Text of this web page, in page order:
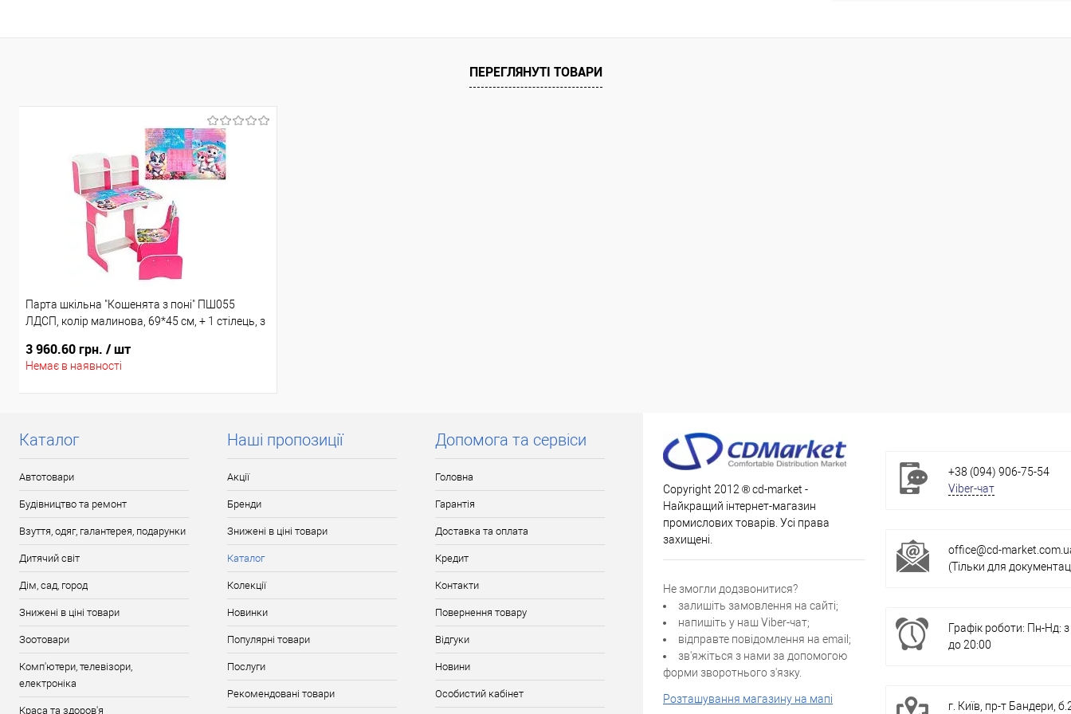
Відправка тільки Новою поштою протягом 2-5 днів
після передоплати 500 грн. В зв'язку з переобліком
відправка може затримуватися до 5-ти робочіх днів.
ПЕРЕГЛЯНУТІ ТОВАРИ
Парта шкільна "Кошенята з поні" ПШ055
ЛДСП, колір малинова, 69*45 см, + 1 стілець, з
3 960.60 грн. / шт
Немає в наявності
Каталог
Автотовари
Будівництво та ремонт
Взуття, одяг, галантерея, подарунки
Дитячий світ
Дім, сад, город
Знижені в ціні товари
Зоотовари
Комп'ютери, телевізори,
електроніка
Краса та здоров'я
Наші пропозиції
Акції
Бренди
Знижені в ціні товари
Каталог
Колекції
Новинки
Популярні товари
Послуги
Рекомендовані товари
Допомога та сервіси
Головна
Гарантія
Доставка та оплата
Кредит
Контакти
Повернення товару
Відгуки
Новини
Особистий кабінет
Copyright 2012 ® cd-market -
Найкращий інтернет-магазин
промислових товарів. Усі права
захищені.
Не змогли додзвонитися?
залишіть замовлення на сайті;
напишіть у наш Viber-чат;
відправте повідомлення на email;
зв'яжіться з нами за допомогою
форми зворотнього з'язку.
Розташування магазину на мапі
+38 (094) 906-75-54
Viber-чат
office@cd-
(Тільки для
Графік роботи: Пн-Нд:
до 20:00
г. Київ, пр-т Бандери,